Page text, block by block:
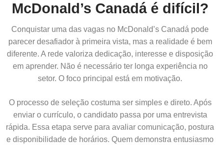
McDonald’s Canadá é difícil?
Conquistar uma das vagas no McDonald’s Canadá pode
parecer desafiador à primeira vista, mas a realidade é bem
diferente. A rede valoriza dedicação, interesse e disposição
em aprender. Não é necessário ter longa experiência no
setor. O foco principal está em motivação.
O processo de seleção costuma ser simples e direto. Após
enviar o currículo, o candidato passa por uma entrevista
rápida. Essa etapa serve para avaliar comunicação, postura
e disponibilidade de horários. Quem demonstra entusiasmo